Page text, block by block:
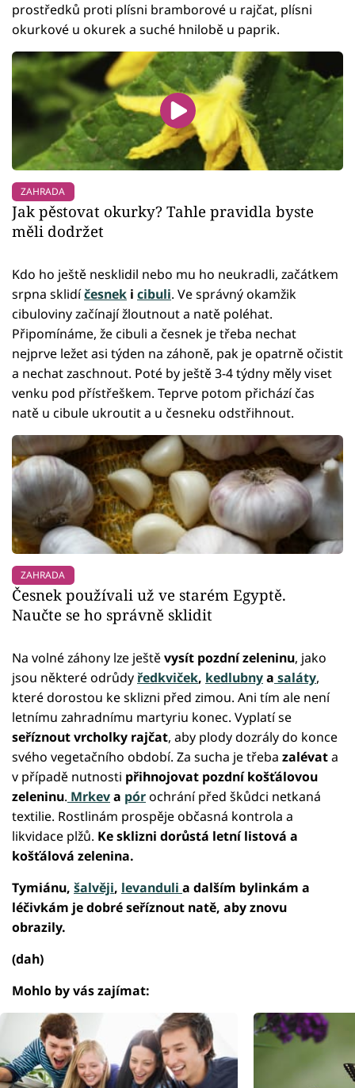
prostředků proti plísni bramborové u rajčat, plísni
okurkové u okurek a suché hnilobě u paprik.
ZAHRADA
Jak pěstovat okurky? Tahle pravidla byste
měli dodržet
Kdo ho ještě nesklidil nebo mu ho neukradli, začátkem
srpna sklidíčesnek i cibuli. Ve správný okamžik
cibuloviny začínají žloutnout a natě poléhat.
Připomínáme, že cibuli a česnek je třeba nechat
nejprve ležet asi týden na záhoně, pak je opatrně očistit
a nechat zaschnout. Poté by ještě 3-4 týdny měly viset
venku pod přístřeškem. Teprve potom přichází čas
natě u cibule ukroutit a u česneku odstřihnout.
ZAHRADA
Česnek používali už ve starém Egyptě.
Naučte se ho správně sklidit
Na volné záhony lze ještěvysít pozdní zeleninu, jako
jsou některé odrůdy ředkviček, kedlubnya saláty,
které dorostou ke sklizni před zimou. Ani tím ale není
letnímu zahradnímu martyriu konec. Vyplatí se
seříznout vrcholky rajčat, aby plody dozrály do konce
svého vegetačního období. Za sucha je třeba zalévata
v případě nutnosti přihnojovat pozdní košťálovou
zeleninu. Mrkeva pórochrání před škůdci netkaná
textilie. Rostlinám prospěje občasná kontrola a
likvidace plžů. Ke sklizni dorůstá letní listová a
košťálová zelenina.
Tymiánu, šalvěji, levanduli a dalším bylinkám a
léčivkám je dobré seříznout natě, aby znovu
obrazily.
(dah)
Mohlo by vás zajímat: